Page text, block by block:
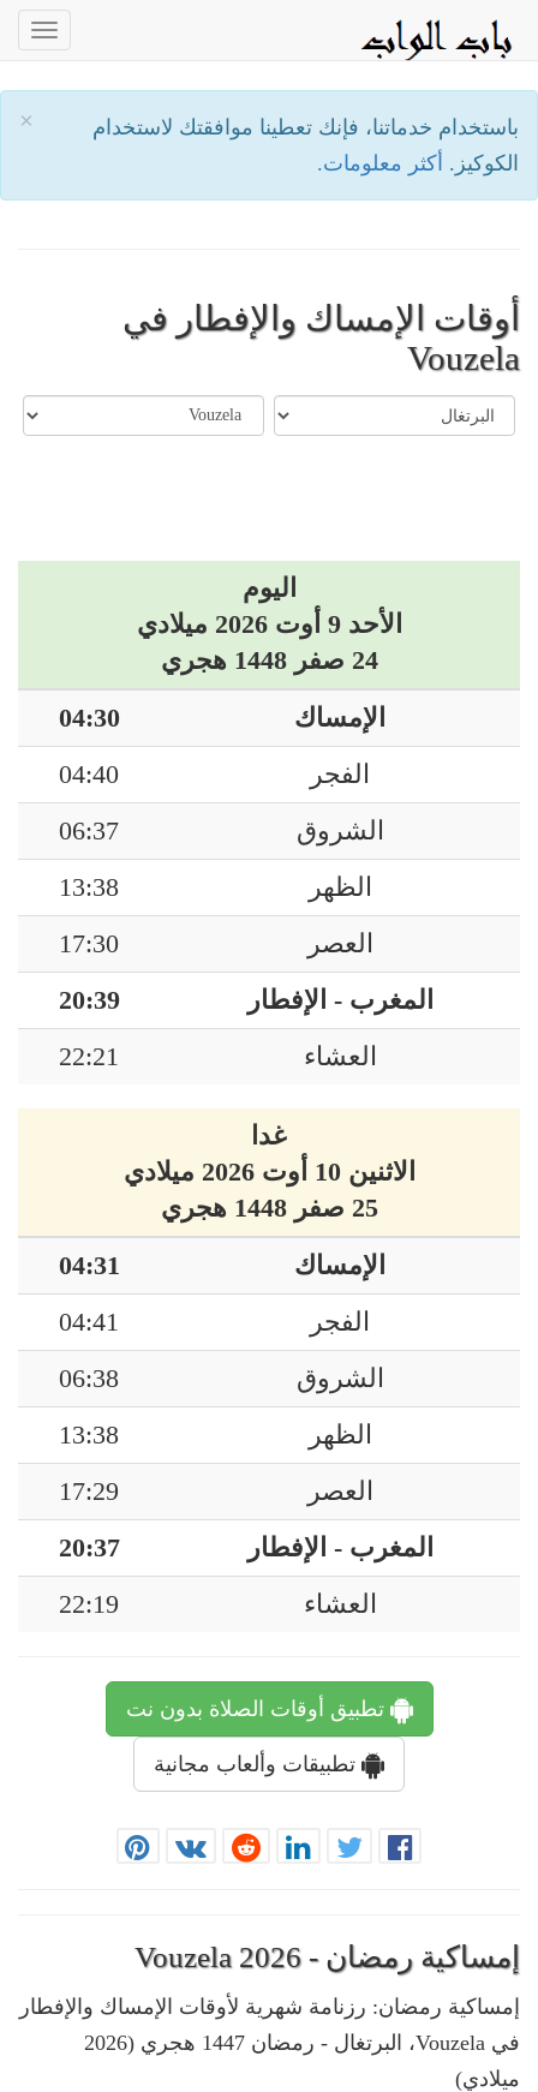
×
باستخدام خدماتنا، فإنك تعطينا موافقتك لاستخدام
الكوكيز. أكثر معلومات.
أوقات الإمساك والإفطار في
Vouzela
اليوم
الأحد 9 أوت 2026 ميلادي
24 صفر 1448 هجري
الإمساك
04:30
الفجر
04:40
الشروق
06:37
الظهر
13:38
العصر
17:30
المغرب - الإفطار
20:39
العشاء
22:21
غدا
الاثنين 10 أوت 2026 ميلادي
25 صفر 1448 هجري
الإمساك
04:31
الفجر
04:41
الشروق
06:38
الظهر
13:38
العصر
17:29
المغرب - الإفطار
20:37
العشاء
22:19
تطبيق أوقات الصلاة بدون نت
تطبيقات وألعاب مجانية
إمساكية رمضان - Vouzela 2026
إمساكية رمضان: رزنامة شهرية لأوقات الإمساك والإفطار
في Vouzela، البرتغال - رمضان 1447 هجري (2026
ميلادي)